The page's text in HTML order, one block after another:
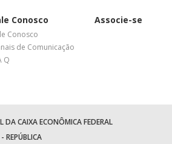
Conosco
Conosco
de Comunicação
Q
Associe-se
DA CAIXA ECONÔMICA FEDERAL
REPÚBLICA